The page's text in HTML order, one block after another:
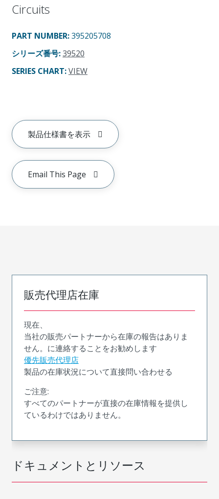
Circuits
PART NUMBER:395205708
シリーズ番号:39520
SERIES CHART:VIEW
製品仕様書を表示
Email This Page
ドキュメントとリソース
販売代理店在庫
現在、
当社の販売パートナーから在庫の報告はありま
せん。に連絡することをお勧めします
優先販売代理店
製品の在庫状況について直接問い合わせる
ご注意:
すべてのパートナーが直接の在庫情報を提供し
ているわけではありません。